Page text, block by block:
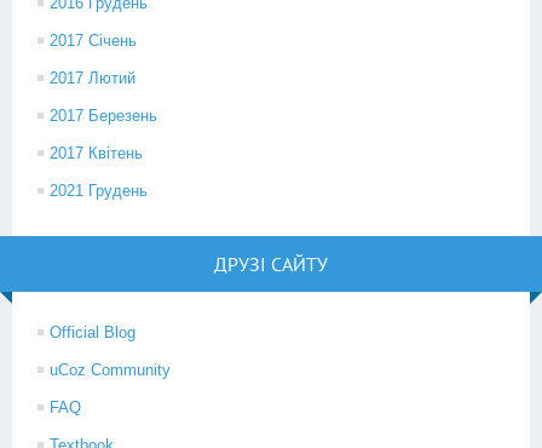
2017 Січень
2017 Лютий
2017 Березень
2017 Квітень
2021 Грудень
ДРУЗІ САЙТУ
Official Blog
uCoz Community
FAQ